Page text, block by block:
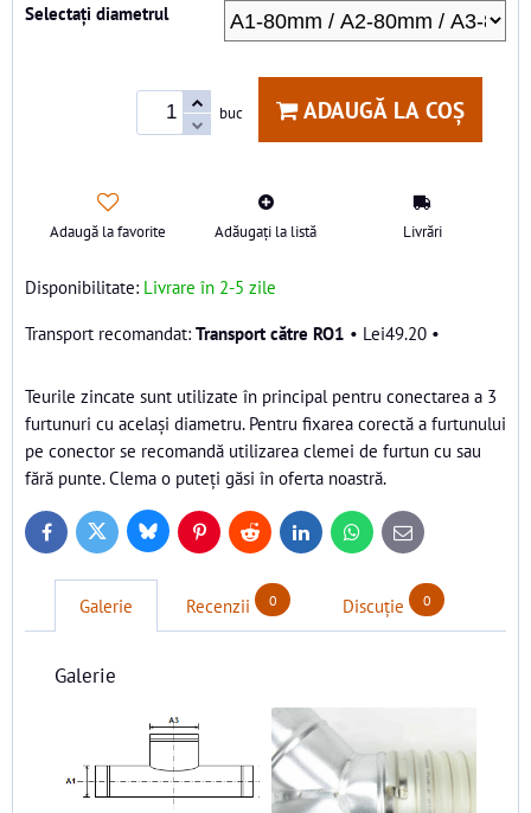
Selectați diametrul
buc ADAUGĂ LA COȘ
Adaugă la favorite Adăugați la listă Livrări
Disponibilitate: Livrare în 2-5 zile
Transport către RO1 • Lei49.20 •
Teurile zincate sunt utilizate în principal pentru conectarea a 3
furtunuri cu același diametru. Pentru fixarea corectă a furtunului
pe conector se recomandă utilizarea clemei de furtun cu sau
fără punte. Clema o puteți găsi în oferta noastră.
FacebookTwitter BlueskyPinterestReddit LinkedInWhatsApp
E-
mail
Galerie Recenzii 0 Discuție 0
Galerie